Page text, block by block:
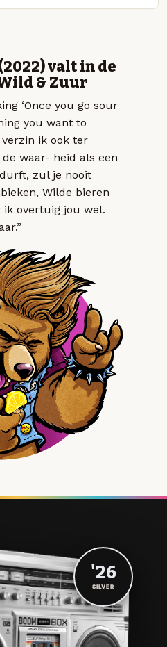
valt in de
& Zuur
‘Once you go sour
you want to
verzin ik ook ter
waar- heid als een
zul je nooit
Wilde bieren
ik overtuig jou wel.
'26
SILVER